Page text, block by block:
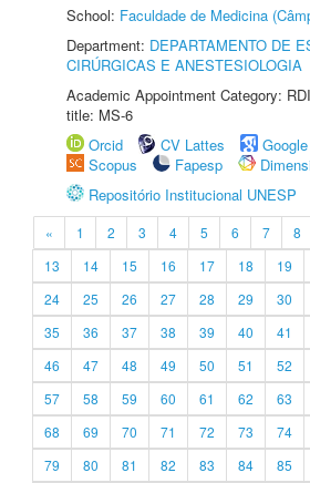
School: Faculdade de Medicina
Department: DEPARTAMENTO DE
CIRÚRGICAS E ANESTESIOLOGIA
Academic Appointment Category:
title: MS-6
Orcid
CV Lattes
Scopus
Fapesp
Repositório Institucional UNESP
« 1 2 3 4 5 6 7 8
13
14 15 16 17 18 19
24
25 26 27 28 29 30
35
36 37 38 39 40 41
46
47 48 49 50 51 52
57
58 59 60 61 62 63
68
69 70 71 72 73 74
79
80 81 82 83 84 85